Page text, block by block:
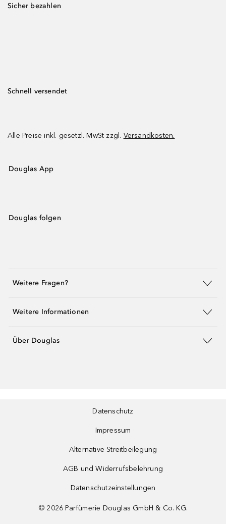
Sicher bezahlen
Schnell versendet
Alle Preise inkl. gesetzl. MwSt zzgl. Versandkosten.
Douglas App
Douglas folgen
Weitere Fragen?
Weitere Informationen
Über Douglas
Datenschutz
Impressum
Alternative Streitbeilegung
AGB und Widerrufsbelehrung
Datenschutzeinstellungen
© 2026 Parfümerie Douglas GmbH & Co. KG.